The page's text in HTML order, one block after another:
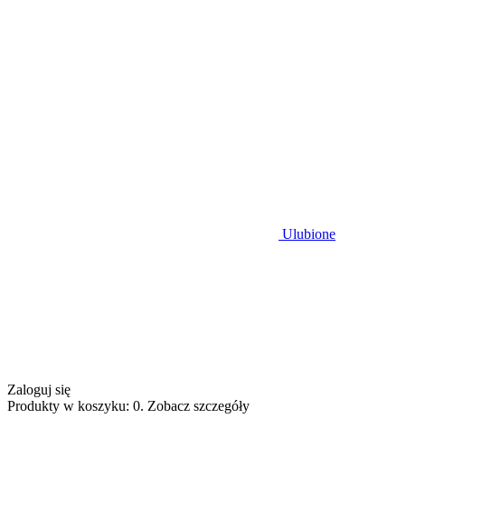
Ulubione
Zaloguj się
Produkty w koszyku: 0. Zobacz szczegóły